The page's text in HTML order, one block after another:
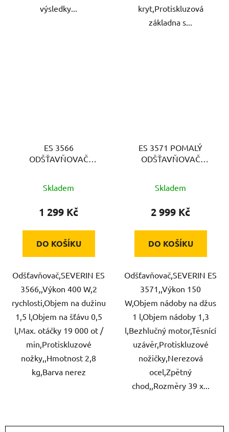
výsledky...
kryt,Protiskluzová
základna s...
ES 3566
ODŠŤAVŇOVAČ
Skladem
1 299 Kč
DO KOŠÍKU
Odšťavňovač,SEVERIN ES
3566,,Výkon 400 W,2
rychlosti,Objem na dužinu
1,5 l,Objem na šťávu 0,5
l,Max. otáčky 19 000 ot /
min,Protiskluzové
nožky,,Hmotnost 2,8
kg,Barva nerez
ES 3571 POMALÝ
ODŠŤAVŇOVAČ
Skladem
2 999 Kč
DO KOŠÍKU
Odšťavňovač,SEVERIN ES
3571,,Výkon 150
W,Objem nádoby na džus
1 l,Objem nádoby 1,3
l,Bezhlučný motor,Těsnící
uzávěr,Protiskluzové
nožičky,Nerezová
ocel,Zpětný
chod,,Rozměry 39 x...